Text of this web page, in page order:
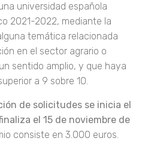
universidad española
2021-2022, mediante la
temática relacionada
en el sector agrario o
sentido amplio, y que haya
a 9 sobre 10.
de solicitudes se inicia el
el 15 de noviembre de
consiste en 3.000 euros.